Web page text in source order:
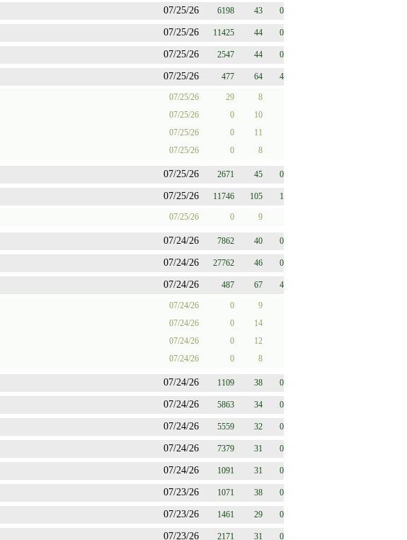
07/25/26 6198 43 0
07/25/26 11425 44 0
07/25/26 2547 44 0
07/25/26 477 64 4
07/25/26 29 8
07/25/26 0 10
07/25/26 0 11
07/25/26 0 8
07/25/26 2671 45 0
07/25/26 11746 105 1
07/25/26 0 9
07/24/26 7862 40 0
07/24/26 27762 46 0
07/24/26 487 67 4
07/24/26 0 9
07/24/26 0 14
07/24/26 0 12
07/24/26 0 8
07/24/26 1109 38 0
07/24/26 5863 34 0
07/24/26 5559 32 0
07/24/26 7379 31 0
07/24/26 1091 31 0
07/23/26 1071 38 0
07/23/26 1461 29 0
07/23/26 2171 31 0